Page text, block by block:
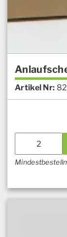
Artikel Nr: